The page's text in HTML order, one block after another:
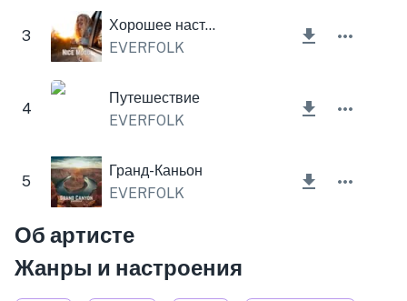
3
Хорошее настроение
EVERFOLK
4
Путешествие
EVERFOLK
5
Гранд-Каньон
EVERFOLK
Об артисте
Жанры и настроения